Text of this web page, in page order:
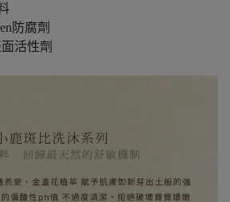
防腐劑
活性劑